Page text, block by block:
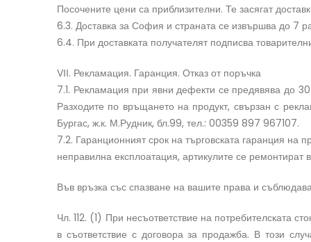
Посочените цени са приблизителни. Те засягат
6.3. Доставка за София и страната се извършва до 7
6.4. При доставката получателят подписва
VІІ. Рекламация. Гаранция. Отказ от поръчка
7.1. Рекламация при явни дефекти се предявява до
Разходите по връщането на продукт, свързан с
Бургас, ж.к. М.Рудник, бл.99, тел.: 00359 897 967107.
7.2. Гаранционният срок на търговската гаранция
неправилна експлоатация, артикулите се
Във връзка със спазване на вашите права и
Чл. 112. (1) При несъответствие на потребителската
в съответствие с договора за продажба. В този